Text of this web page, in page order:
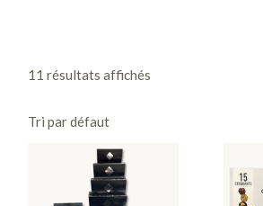
11 résultats affichés
Tri par défaut